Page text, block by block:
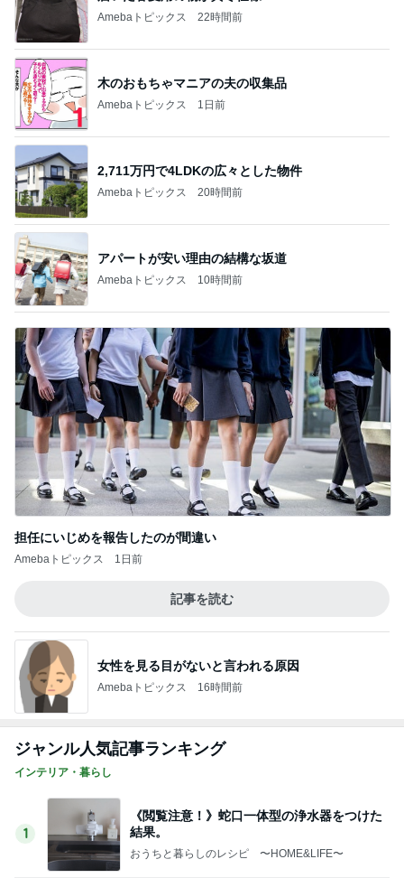
Amebaトピックス 22時間前
木のおもちゃマニアの夫の収集品
Amebaトピックス 1日前
2,711万円で4LDKの広々とした物件
Amebaトピックス 20時間前
アパートが安い理由の結構な坂道
Amebaトピックス 10時間前
担任にいじめを報告したのが間違い
Amebaトピックス 1日前
記事を読む
女性を見る目がないと言われる原因
Amebaトピックス 16時間前
ジャンル人気記事ランキング
インテリア・暮らし
1
《閲覧注意！》蛇口一体型の浄水器をつけた
結果。
おうちと暮らしのレシピ 〜HOME&LIFE〜